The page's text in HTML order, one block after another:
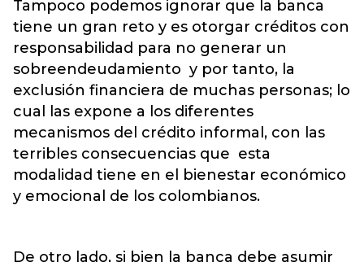
Tampoco podemos ignorar que la banca
tiene un gran reto y es otorgar créditos con
responsabilidad para no generar un
sobreendeudamiento y por tanto, la
exclusión financiera de muchas personas; lo
cual las expone a los diferentes
mecanismos del crédito informal, con las
terribles consecuencias que esta
modalidad tiene en el bienestar económico
y emocional de los colombianos.
De otro lado, si bien la banca debe asumir